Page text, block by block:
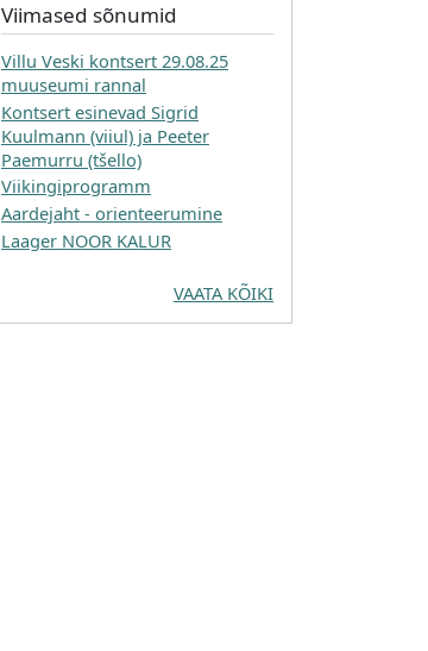
Viimased sõnumid
Villu Veski kontsert 29.08.25
muuseumi rannal
Kontsert esinevad Sigrid
Kuulmann (viiul) ja Peeter
Paemurru (tšello)
Viikingiprogramm
Aardejaht - orienteerumine
Laager NOOR KALUR
VAATA KÕIKI